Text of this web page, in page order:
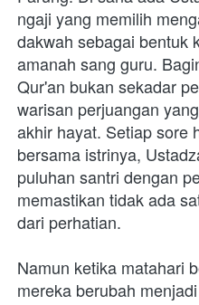
ngaji yang memilih
dakwah sebagai bentuk
amanah sang guru.
Qur'an bukan sekadar
warisan perjuangan
akhir hayat. Setiap sore
bersama istrinya,
puluhan santri dengan
memastikan tidak ada
dari perhatian.
Namun ketika matahari
mereka berubah